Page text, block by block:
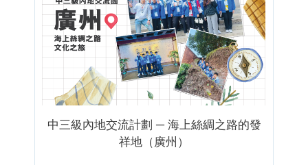
中三級內地交流計劃 ─ 海上絲綢之路的發
祥地（廣州）